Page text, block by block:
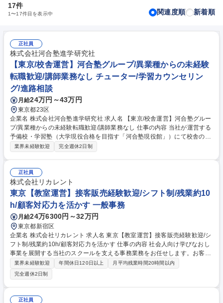
17件
1〜17件目を表示中 関連度順 新着順
正社員
株式会社河合塾進学研究社
【東京/校舎運営】河合塾グループ/異業種からの未経験
転職歓迎/講師業務なし チューター/学習カウンセリン
グ/進路相談
月給24万円～43万円
東京都23区
企業名 株式会社河合塾進学研究社 求人名 【東京/校舎運営】河合塾グルー
プ/異業種からの未経験転職歓迎/講師業務なし 仕事の内容 当社が運営する
予備校・学習塾（大学現役合格を目指す「河合塾現役館」）にて校舎の運
営をお任せします。生徒の受験合格に向け、進路相談や学習計画の作成、
大切な役割の一つです。また、体験学習や説明会、入塾希望者への個別対
応、チラシ・DM作成などの広報活動も担当するなど生徒募集に向けた戦
略の立案から実行まで幅広く携われます。そのほか、アルバイトスタッフ
の教育・シフト管理、講師との打ち合わせ、授業準備、窓口・電話対応な
ど、教室全体の運営にも関わっていただきます。 募集職種 【東京/校舎運
営】河合塾グループ/異業種からの未経験転職歓迎/講師業務なし
業界未経験歓迎 完全週休2日制
正社員
株式会社リカレント
東京【教室運営】接客販売経験歓迎/シフト制/残業約10
h/顧客対応力を活かす 一般事務
月給24万6300円～32万円
東京都新宿区
企業名 株式会社リカレント 求人名 東京【教室運営】接客販売経験歓迎/シ
フト制/残業約10h/顧客対応力を活かす 仕事の内容 社会人向け学びなおし
事業を展開する当社のスクールを支える事務業務をお任せします。お客様
との接点やスタッフとの共同も多く、顧客対応が好きな方が活躍できる環
境です。受講生の夢の実現を直接サポートできま す。【詳細】■受講を検
討されているお客様への講座のご提案や問い合わせ対応■教材・営業チェ
ック■授業準備■各種マニュアル更新■各種帳票処理■各種イベント運営等
【魅力】受講生とコミュニケーションをとりながら成長を間近で見守れる
業界未経験歓迎 年間休日120日以上
月平均残業時間20時間以内
完全週休2日制
正社員